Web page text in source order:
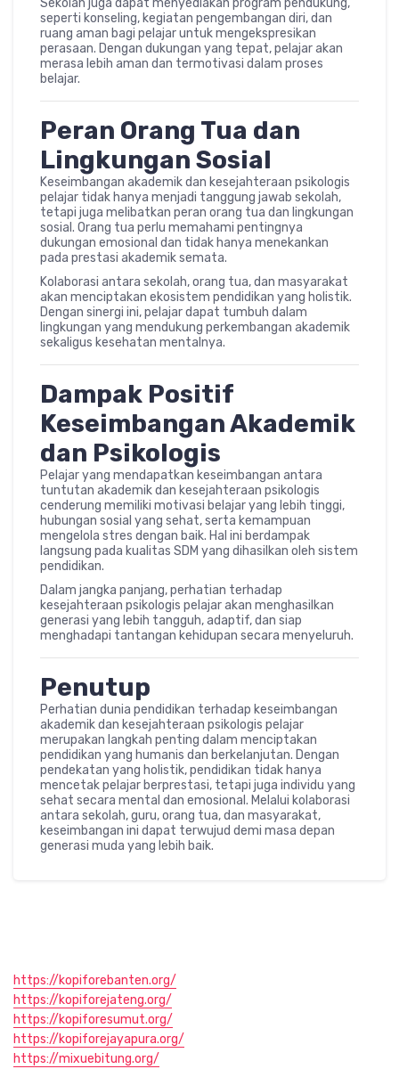
seperti konseling, kegiatan pengembangan diri, dan
ruang aman bagi pelajar untuk mengekspresikan
perasaan. Dengan dukungan yang tepat, pelajar akan
merasa lebih aman dan termotivasi dalam proses
belajar.
Peran Orang Tua dan
Lingkungan Sosial
Keseimbangan akademik dan kesejahteraan psikologis
pelajar tidak hanya menjadi tanggung jawab sekolah,
tetapi juga melibatkan peran orang tua dan lingkungan
sosial. Orang tua perlu memahami pentingnya
dukungan emosional dan tidak hanya menekankan
pada prestasi akademik semata.
Kolaborasi antara sekolah, orang tua, dan masyarakat
akan menciptakan ekosistem pendidikan yang holistik.
Dengan sinergi ini, pelajar dapat tumbuh dalam
lingkungan yang mendukung perkembangan akademik
sekaligus kesehatan mentalnya.
Dampak Positif
Keseimbangan Akademik
dan Psikologis
Pelajar yang mendapatkan keseimbangan antara
tuntutan akademik dan kesejahteraan psikologis
cenderung memiliki motivasi belajar yang lebih tinggi,
hubungan sosial yang sehat, serta kemampuan
mengelola stres dengan baik. Hal ini berdampak
langsung pada kualitas SDM yang dihasilkan oleh sistem
pendidikan.
Dalam jangka panjang, perhatian terhadap
kesejahteraan psikologis pelajar akan menghasilkan
generasi yang lebih tangguh, adaptif, dan siap
menghadapi tantangan kehidupan secara menyeluruh.
Penutup
Perhatian dunia pendidikan terhadap keseimbangan
akademik dan kesejahteraan psikologis pelajar
merupakan langkah penting dalam menciptakan
pendidikan yang humanis dan berkelanjutan. Dengan
pendekatan yang holistik, pendidikan tidak hanya
mencetak pelajar berprestasi, tetapi juga individu yang
sehat secara mental dan emosional. Melalui kolaborasi
antara sekolah, guru, orang tua, dan masyarakat,
keseimbangan ini dapat terwujud demi masa depan
generasi muda yang lebih baik.
https://kopiforebanten.org/
https://kopiforejateng.org/
https://kopiforesumut.org/
https://kopiforejayapura.org/
https://mixuebitung.org/